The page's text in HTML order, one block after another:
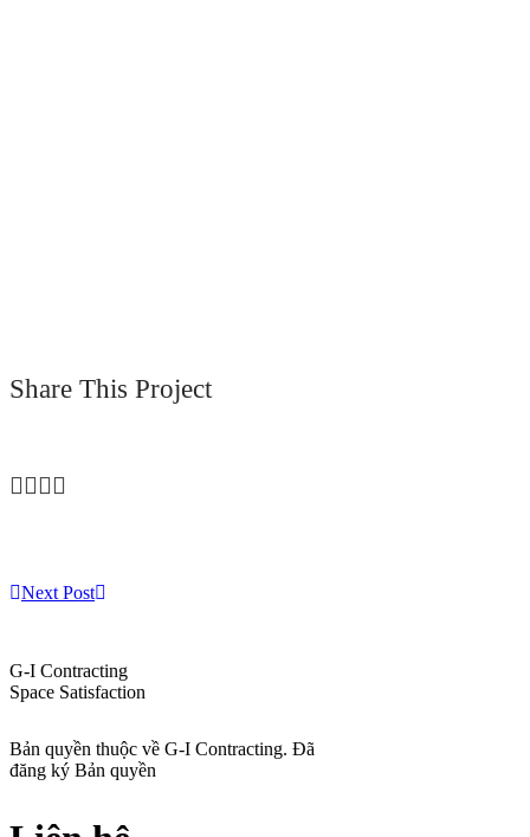
Share This Project
Next Post
G-I Contracting
Space Satisfaction
Bản quyền thuộc về G-I Contracting. Đã
đăng ký Bản quyền